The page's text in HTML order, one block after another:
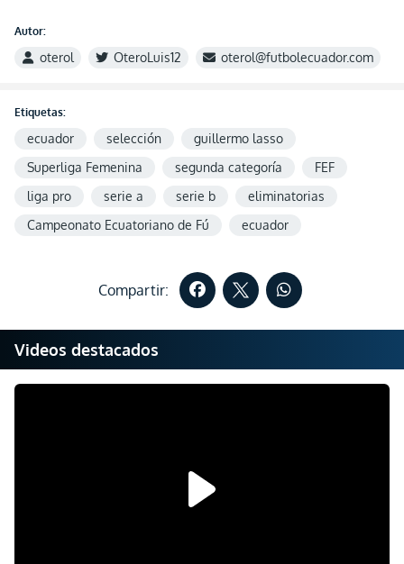
Autor:
oterol OteroLuis12 oterol@futbolecuador.com
Etiquetas:
ecuador selección
guillermo lasso
Superliga Femenina
segunda categoría
FEF
liga pro
serie a serie b
eliminatorias
Campeonato Ecuatoriano de Fú
ecuador
Compartir:
Videos destacados